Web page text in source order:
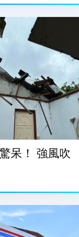
呆！ 強風吹